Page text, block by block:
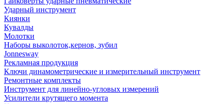
Ударный инструмент
Киянки
Кувалды
Молотки
Наборы выколоток,кернов, зубил
Jonnesway
Рекламная продукция
Ключи динамометрические и измерительный инструмент
Ремонтные комплекты
Инструмент для линейно-угловых измерений
Усилители крутящего момента